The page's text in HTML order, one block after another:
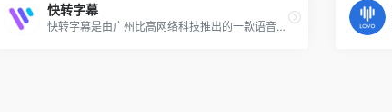
快转字幕
快转字幕是由广州比高网络科技推出的一款语音视频转文字字幕的平台，可智能识别音视频内容，将其转录为文字版本。该工具通过先进的语音识别技术，高效省时地为无字幕音视频添加高准确率的字幕，避免了传统手工打字或使用低质量转录工具后所需的繁琐手动校正，提升了自媒体工作者在视频制作中的工作效率。此外，快转字幕不仅提供快速、准确的字幕服务，还支持多种语言和字幕翻译功能，使内容创作者能够更容易地触及全球观众。